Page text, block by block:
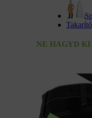
NE HAGYD